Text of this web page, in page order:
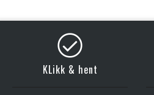
KLikk & hent